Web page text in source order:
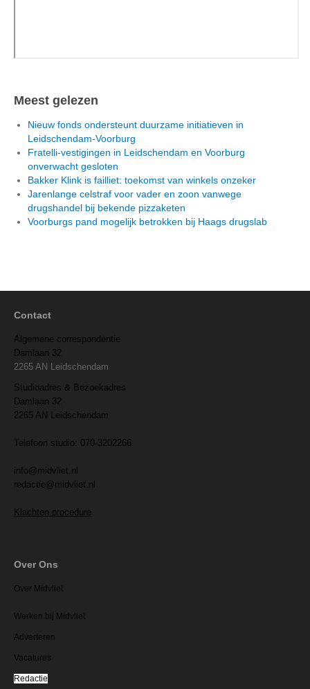
Meest gelezen
Nieuw fonds ondersteunt duurzame initiatieven in
Leidschendam-Voorburg
Fratelli-vestigingen in Leidschendam en Voorburg
onverwacht gesloten
Bakker Klink is failliet: toekomst van winkels onzeker
Jarenlange celstraf voor vader en zoon vanwege
drugshandel bij bekende pizzaketen
Voorburgs pand mogelijk betrokken bij Haags drugslab
Contact
Algemene correspondentie
Damlaan 32
2265 AN Leidschendam
Studioadres & Bezoekadres
Damlaan 32
2265 AN Leidschendam
Telefoon studio: 070-3202266
info@midvliet.nl
redactie@midvliet.nl
Klachten procedure
Over Ons
Over Midvliet
Werken bij Midvliet
Adverteren
Vacatures
Redactie